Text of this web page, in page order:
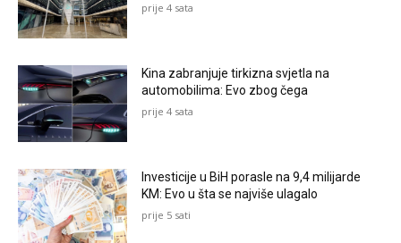
prije 4 sata
Kina zabranjuje tirkizna svjetla na
automobilima: Evo zbog čega
prije 4 sata
Investicije u BiH porasle na 9,4 milijarde
KM: Evo u šta se najviše ulagalo
prije 5 sati